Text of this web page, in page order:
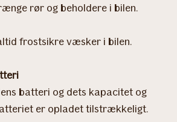
rør og beholdere i bilen.
frostsikre væsker i bilen.
batteri og dets kapacitet og
er opladet tilstrækkeligt.